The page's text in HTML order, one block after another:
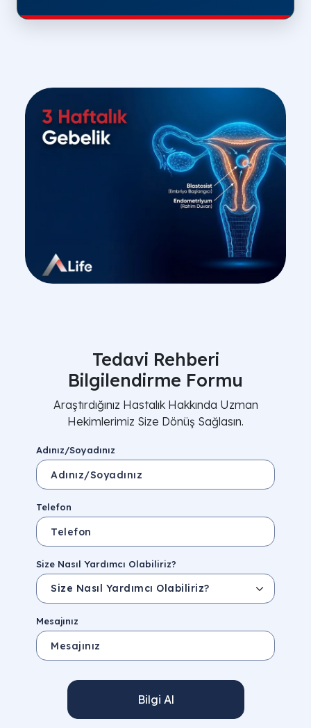
Tedavi Rehberi
Bilgilendirme Formu
Araştırdığınız Hastalık Hakkında Uzman
Hekimlerimiz Size Dönüş Sağlasın.
Adınız/Soyadınız
Telefon
Size Nasıl Yardımcı Olabiliriz?
Mesajınız
Bilgi Al